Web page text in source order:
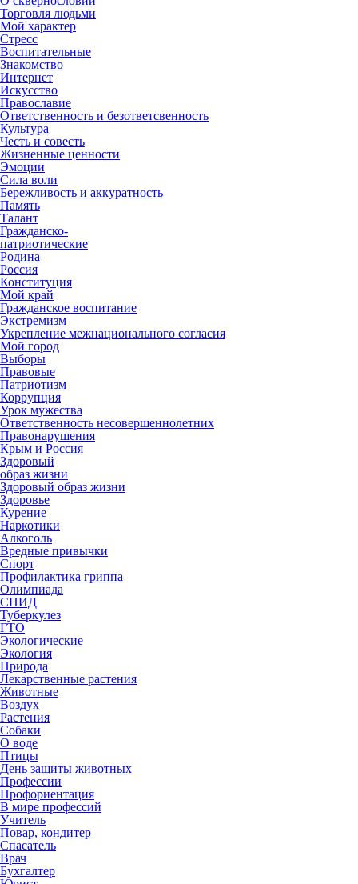
Торговля людьми
Мой характер
Стресс
Воспитательные
Знакомство
Интернет
Искусство
Православие
Ответственность и безответсвенность
Культура
Честь и совесть
Жизненные ценности
Эмоции
Сила воли
Бережливость и аккуратность
Память
Талант
Гражданско-
патриотические
Родина
Россия
Конституция
Мой край
Гражданское воспитание
Экстремизм
Укрепление межнационального согласия
Мой город
Выборы
Правовые
Патриотизм
Коррупция
Урок мужества
Ответственность несовершеннолетних
Правонарушения
Крым и Россия
Здоровый
образ жизни
Здоровый образ жизни
Здоровье
Курение
Наркотики
Алкоголь
Вредные привычки
Спорт
Профилактика гриппа
Олимпиада
СПИД
Туберкулез
ГТО
Экологические
Экология
Природа
Лекарственные растения
Животные
Воздух
Растения
Собаки
О воде
Птицы
День защиты животных
Профессии
Профориентация
В мире профессий
Учитель
Повар, кондитер
Спасатель
Врач
Бухгалтер